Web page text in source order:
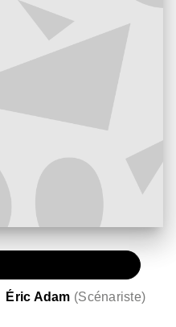
Éric Adam (Scénariste)